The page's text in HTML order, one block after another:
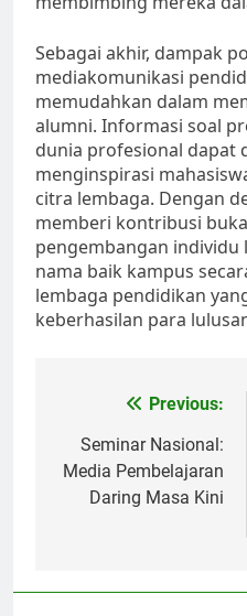
Sebagai akhir, dampak
mediakomunikasi
memudahkan dalam
alumni. Informasi soal
dunia profesional dapat
menginspirasi
citra lembaga. Dengan
memberi kontribusi
pengembangan individu
nama baik kampus
lembaga pendidikan
keberhasilan para
navigation
Previous:
Seminar Nasional:
Media Pembelajaran
Daring Masa Kini